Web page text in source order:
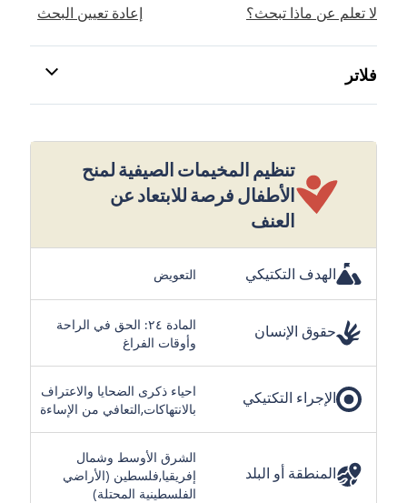
لا تعلم عن ماذا تبحث؟ إعادة تعيين البحث
فلاتر
تنظيم المخيمات الصيفية لمنح
الأطفال فرصة للابتعاد عن
العنف
الهدف التكتيكي التعويض
حقوق الإنسان
المادة ٢٤: الحق في الراحة
وأوقات الفراغ
الإجراء التكتيكي
احياء ذكرى الضحايا والاعتراف
بالانتهاكات,التعافي من الإساءة
المنطقة أو البلد
الشرق الأوسط وشمال
إفريقيا,فلسطين (الأراضي
الفلسطينية المحتلة)